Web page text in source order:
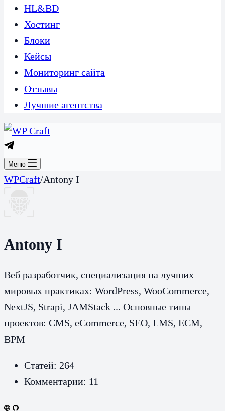
HL&BD
Хостинг
Блоки
Кейсы
Мониторинг сайта
Отзывы
Лучшие агентства
Меню
WPCraft/Antony I
Antony I
Веб разработчик, специализация на лучших
мировых практиках: WordPress, WooCommerce,
NextJS, Strapi, JAMStack ... Основные типы
проектов: CMS, eCommerce, SEO, LMS, ECM,
BPM
Статей: 264
Комментарии: 11